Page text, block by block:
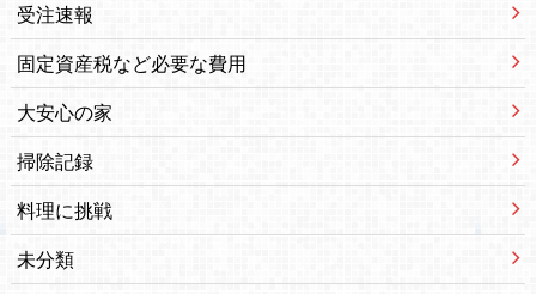
受注速報
固定資産税など必要な費用
大安心の家
掃除記録
料理に挑戦
未分類